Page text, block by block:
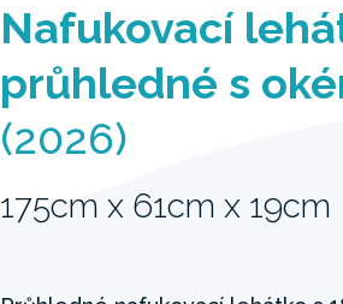
Nafukovací
průhledné s
(2026)
175cm x 61cm x 19cm